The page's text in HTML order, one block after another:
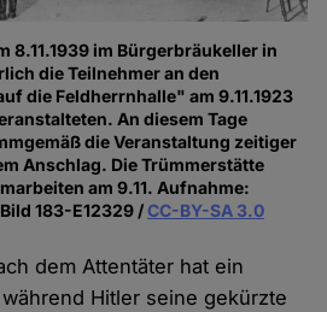
8.11.1939 im Bürgerbräukeller in
die Teilnehmer an den
die Feldherrnhalle" am 9.11.1923
An diesem Tage
die Veranstaltung zeitiger
Anschlag. Die Trümmerstätte
am 9.11. Aufnahme:
183-E12329 /CC-BY-SA 3.0
dem Attentäter hat ein
Hitler seine gekürzte